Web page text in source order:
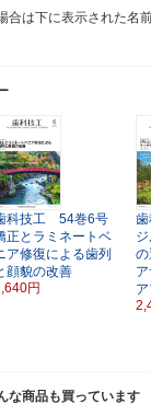
合は下に表示された名
科技工 54巻6号
正とラミネートベ
ア修復による歯列
顔貌の改善
円
の
な商品も買っています